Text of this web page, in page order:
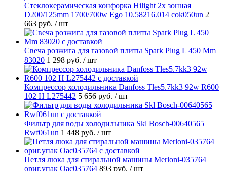
Стеклокерамическая конфорка Hilight 2х зонная
D200/125mm 1700/700w Ego 10.58216.014 cok050un 2
663 руб. / шт
Свеча розжига для газовой плиты Spark Plug L 450 Mm
83020 1 298 руб. / шт
Компрессор холодильника Danfoss Tles5.7kk3 92w R600
102 H L275442 5 656 руб. / шт
Фильтр для воды холодильника Skl Bosch-00640565
Rwf061un 1 448 руб. / шт
Петля люка для стиральной машины Merloni-035764
ориг.упак Oac035764 893 руб. / шт